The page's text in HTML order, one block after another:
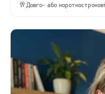
🥂 Довго- або короткострокові